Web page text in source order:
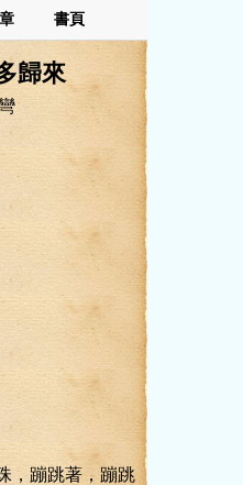
書頁
歸來
蹦跳著，蹦跳